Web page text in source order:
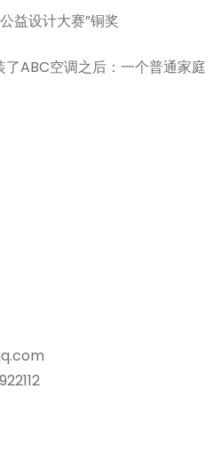
益设计大赛”铜奖
了ABC空调之后：一个普通家庭